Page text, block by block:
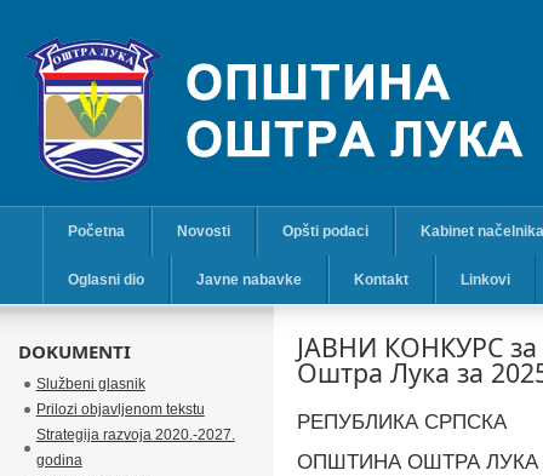
Početna Novosti Opšti podaci Kabinet načelnika
Oglasni dio Javne nabavke Kontakt Linkovi
ЈАВНИ КОНКУРС за
Оштра Лука за
РЕПУБЛИКА СРПСКА
ОПШТИНА ОШТРА ЛУКА
DOKUMENTI
Službeni glasnik
Prilozi objavljenom tekstu
Strategija razvoja 2020.-2027.
godina